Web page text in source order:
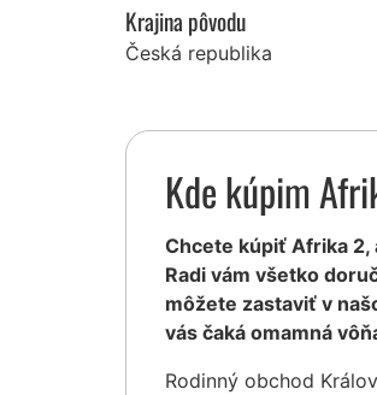
Krajina pôvodu
Česká republika
Kde kúpim
Chcete kúpiť Afrika 2,
Radi vám všetko
môžete zastaviť v
vás čaká omamná
Rodinný obchod